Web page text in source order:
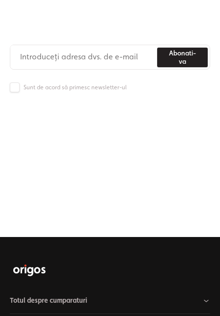
Abonati-
va
Sunt de acord să primesc newsletter-ul
Totul despre cumparaturi